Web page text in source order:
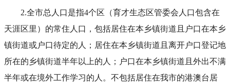
2.全市总人口是指4个区（育才生态区管委会人口包含在
天涯区里）的常住人口，包括居住在本乡镇街道且户口在本乡
镇街道或户口待定的人；居住在本乡镇街道且离开户口登记地
所在的乡镇街道半年以上的人；户口在本乡镇街道且外出不满
半年或在境外工作学习的人。不包括居住在我市的港澳台居